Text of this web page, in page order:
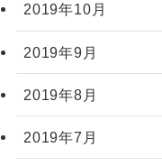
2019年10月
2019年9月
2019年8月
2019年7月